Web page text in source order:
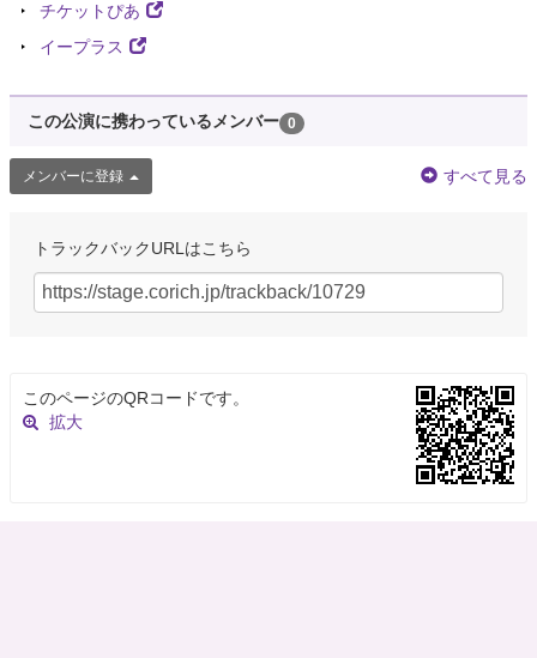
チケットぴあ
イープラス
この公演に携わっているメンバー 0
メンバーに登録 すべて見る
トラックバックURLはこちら
このページのQRコードです。
拡大